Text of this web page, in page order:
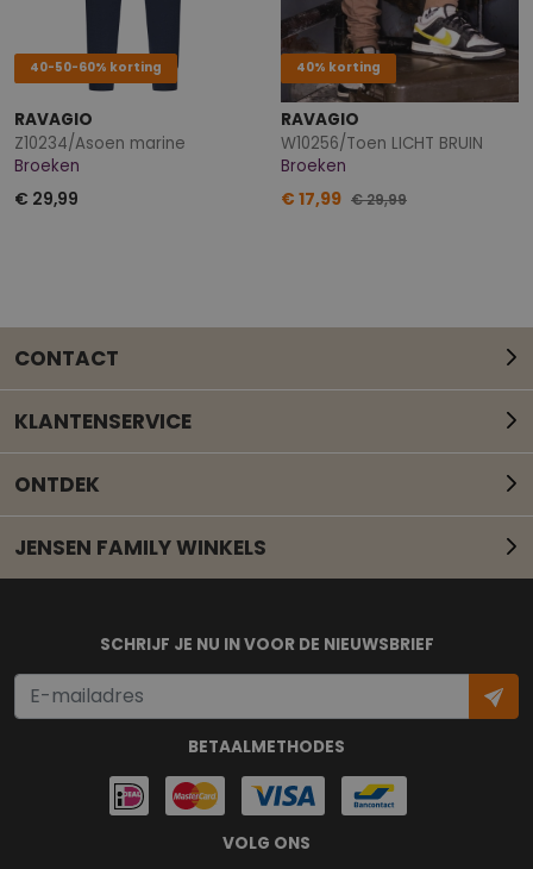
40-50-60% korting
RAVAGIO
Z10234/Asoen marine
Broeken
€ 29,99
40% korting
RAVAGIO
W10256/Toen LICHT BRUIN
Broeken
€ 17,99 € 29,99
CONTACT
Mail onze klantenservice
KLANTENSERVICE
ONTDEK
JENSEN FAMILY WINKELS
BETAALMETHODES
SCHRIJF JE NU IN VOOR DE NIEUWSBRIEF
VOLG ONS